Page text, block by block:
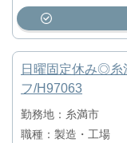
日曜固定休み◎糸
フ/H97063
勤務地：糸満市
職種：製造・工場